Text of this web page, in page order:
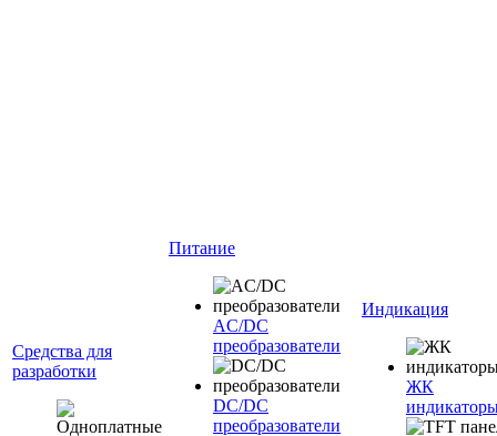
Средства для
разработки
Питание
AC/DC
преобразователи
DC/DC
преобразователи
Индикация
ЖК